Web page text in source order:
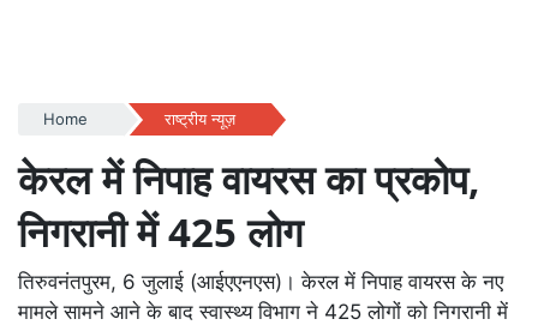
Home राष्ट्रीय न्यूज़
केरल में निपाह वायरस का प्रकोप,
निगरानी में 425 लोग
तिरुवनंतपुरम, 6 जुलाई (आईएएनएस)। केरल में निपाह वायरस के नए
मामले सामने आने के बाद स्वास्थ्य विभाग ने 425 लोगों को निगरानी में